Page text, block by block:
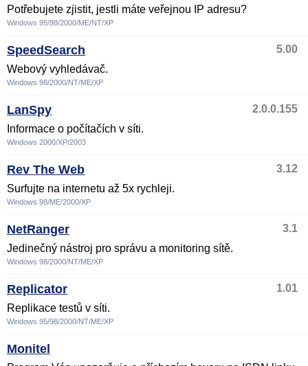
Potřebujete zjistit, jestli máte veřejnou IP adresu?
Windows 95/98/2000/ME/NT/XP
SpeedSearch
5.00
Webový vyhledávač.
Windows 98/2000/NT/ME/XP
LanSpy
2.0.0.155
Informace o počítačích v síti.
Windows 2000/XP/2003
Rev The Web
3.12
Surfujte na internetu až 5x rychleji.
Windows 98/ME/2000/XP
NetRanger
3.1
Jedinečný nástroj pro správu a monitoring sítě.
Windows 98/2000/NT/ME/XP
Replicator
1.01
Replikace testů v síti.
Windows 95/98/2000/NT/ME/XP
Monitel